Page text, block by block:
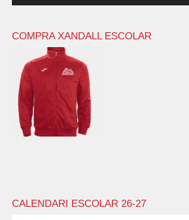
COMPRA XANDALL ESCOLAR
CALENDARI ESCOLAR 26-27